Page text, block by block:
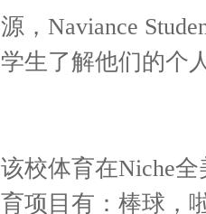
，Naviance
生了解他们的个
校体育在Niche
项目有：棒球，